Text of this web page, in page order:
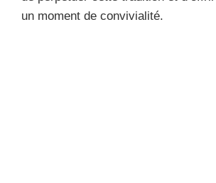
un moment de convivialité.